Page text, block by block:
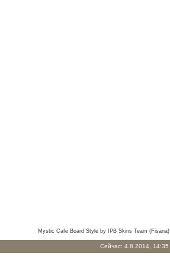
Mystic Cafe Board Style by IPB Skins Team (Fisana)
Сейчас: 4.8.2014, 14:35